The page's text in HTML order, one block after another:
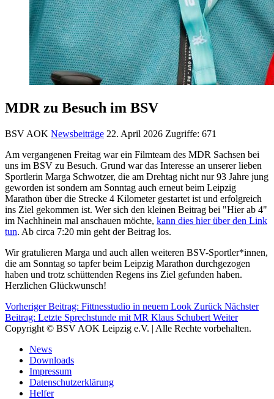
MDR zu Besuch im BSV
BSV AOK Newsbeiträge 22. April 2026 Zugriffe: 671
Am vergangenen Freitag war ein Filmteam des MDR Sachsen bei
uns im BSV zu Besuch. Grund war das Interesse an unserer lieben
Sportlerin Marga Schwotzer, die am Drehtag nicht nur 93 Jahre jung
geworden ist sondern am Sonntag auch erneut beim Leipzig
Marathon über die Strecke 4 Kilometer gestartet ist und erfolgreich
ins Ziel gekommen ist. Wer sich den kleinen Beitrag bei "Hier ab 4"
im Nachhinein mal anschauen möchte, kann dies hier über den Link
tun. Ab circa 7:20 min geht der Beitrag los.
Wir gratulieren Marga und auch allen weiteren BSV-Sportler*innen,
die am Sonntag so tapfer beim Leipzig Marathon durchgezogen
haben und trotz schüttenden Regens ins Ziel gefunden haben.
Herzlichen Glückwunsch!
Vorheriger Beitrag: Fittnesstudio in neuem Look Zurück Nächster
Beitrag: Letzte Sprechstunde mit MR Klaus Schubert Weiter
Copyright © BSV AOK Leipzig e.V. | Alle Rechte vorbehalten.
News
Downloads
Impressum
Datenschutzerklärung
Helfer